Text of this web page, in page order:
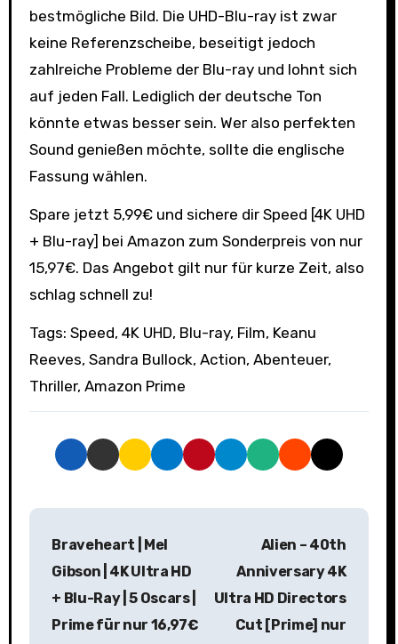
bestmögliche Bild. Die UHD-Blu-ray ist zwar
keine Referenzscheibe, beseitigt jedoch
zahlreiche Probleme der Blu-ray und lohnt sich
auf jeden Fall. Lediglich der deutsche Ton
könnte etwas besser sein. Wer also perfekten
Sound genießen möchte, sollte die englische
Fassung wählen.
Spare jetzt 5,99€ und sichere dir Speed [4K UHD
+ Blu-ray] bei Amazon zum Sonderpreis von nur
15,97€. Das Angebot gilt nur für kurze Zeit, also
schlag schnell zu!
Tags: Speed, 4K UHD, Blu-ray, Film, Keanu
Reeves, Sandra Bullock, Action, Abenteuer,
Thriller, Amazon Prime
B
Braveheart | Mel
Gibson | 4K Ultra HD
+ Blu-Ray | 5 Oscars |
Prime für nur 16,97€
Alien – 40th
Anniversary 4K
Ultra HD Directors
Cut [Prime] nur